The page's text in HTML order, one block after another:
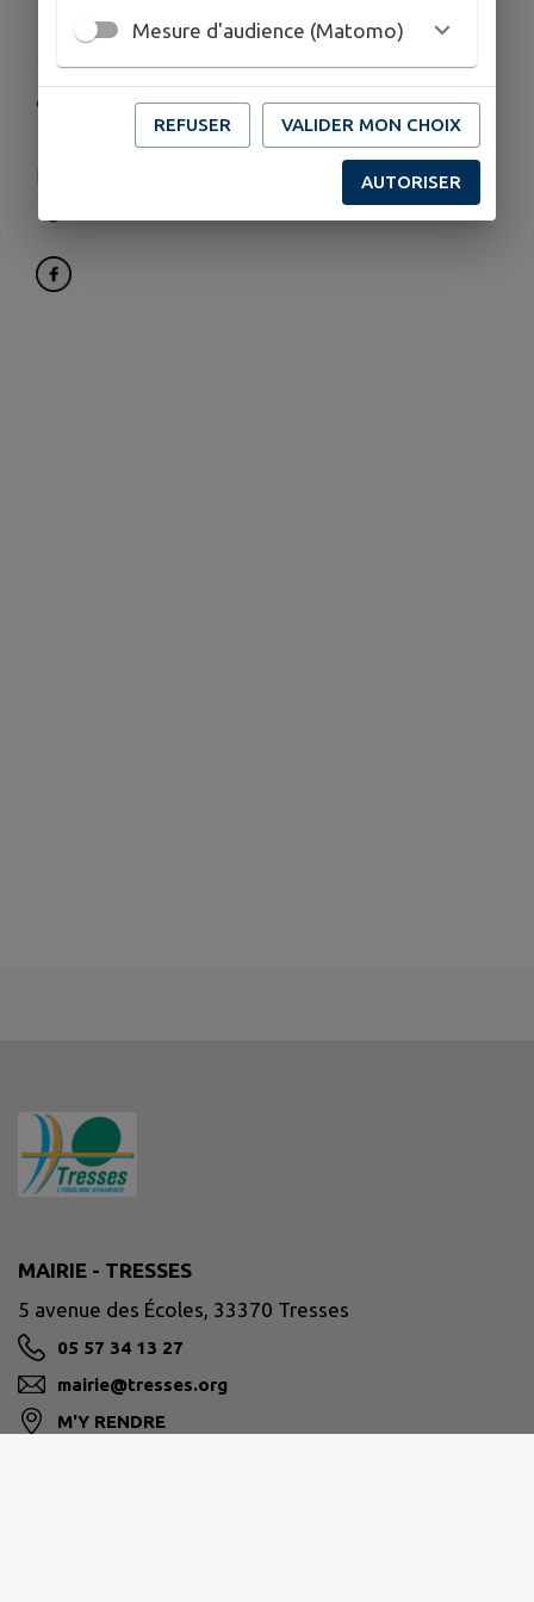
COORDONNÉES
Mairie de Tresses, Avenue des Écoles, Tresses
MAIRIE - TRESSES
5 avenue des Écoles, 33370 Tresses
05 57 34 13 27
mairie@tresses.org
M'Y RENDRE
Mesure d'audience (Matomo)
REFUSER VALIDER MON CHOIX
AUTORISER